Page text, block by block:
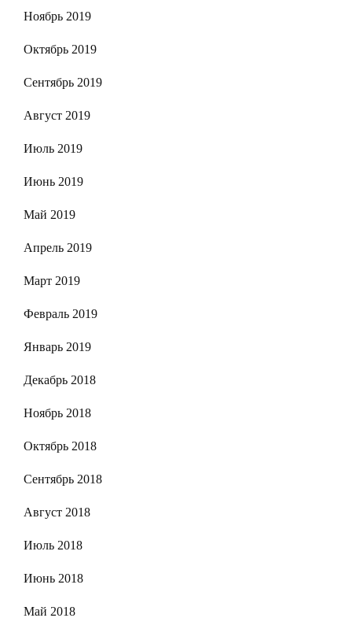
Ноябрь 2019
Октябрь 2019
Сентябрь 2019
Август 2019
Июль 2019
Июнь 2019
Май 2019
Апрель 2019
Март 2019
Февраль 2019
Январь 2019
Декабрь 2018
Ноябрь 2018
Октябрь 2018
Сентябрь 2018
Август 2018
Июль 2018
Июнь 2018
Май 2018